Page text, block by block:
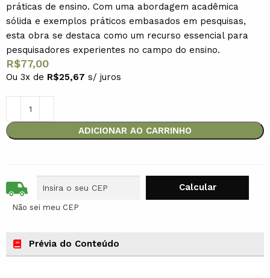
práticas de ensino. Com uma abordagem acadêmica
sólida e exemplos práticos embasados em pesquisas,
esta obra se destaca como um recurso essencial para
pesquisadores experientes no campo do ensino.
R$77,00
Ou 3x de R$25,67 s/ juros
ADICIONAR AO CARRINHO
Não sei meu CEP
Prévia do Conteúdo